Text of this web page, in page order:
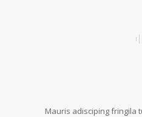
Mauris adisciping fringila